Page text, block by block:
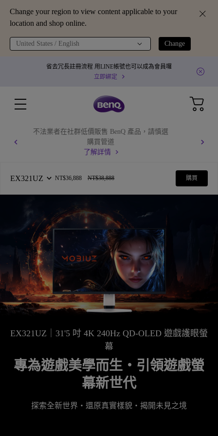
Change your region to view content applicable to your
location and shop online.
United States / English Change
省去冗長註冊流程 用LINE帳號也可以成為會員囉
立即綁定
GV31 全球產品召回通知
了解更多
EX321UZ NT$36,888 NT$38,888 購買
EX321UZ｜31'5 吋 4K 240Hz QD-OLED 遊戲護眼螢
幕
專為遊戲美學而生・引領遊戲螢
幕新世代